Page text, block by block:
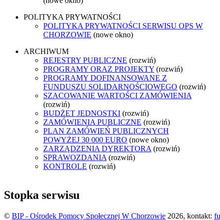
POLITYKA PRYWATNOŚCI
POLITYKA PRYWATNOŚCI SERWISU OPS W
CHORZOWIE (nowe okno)
ARCHIWUM
REJESTRY PUBLICZNE (rozwiń)
PROGRAMY ORAZ PROJEKTY (rozwiń)
PROGRAMY DOFINANSOWANE Z
FUNDUSZU SOLIDARNOŚCIOWEGO (rozwiń)
SZACOWANIE WARTOŚCI ZAMÓWIENIA
(rozwiń)
BUDŻET JEDNOSTKI (rozwiń)
ZAMÓWIENIA PUBLICZNE (rozwiń)
PLAN ZAMÓWIEŃ PUBLICZNYCH
POWYŻEJ 30 000 EURO (nowe okno)
ZARZĄDZENIA DYREKTORA (rozwiń)
SPRAWOZDANIA (rozwiń)
KONTROLE (rozwiń)
Stopka serwisu
© BIP - Ośrodek Pomocy Społecznej W Chorzowie 2026, kontakt: